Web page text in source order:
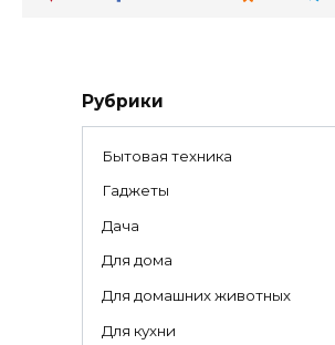
Рубрики
Бытовая техника
Гаджеты
Дача
Для дома
Для домашних животных
Для кухни